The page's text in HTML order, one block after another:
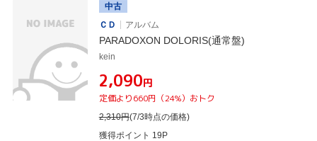
中古
ＣＤ
アルバム
PARADOXON DOLORIS(通常盤)
kein
¥2,090円
定価より660円（24%）おトク
2,310円(7/3時点の価格)
獲得ポイント 19P